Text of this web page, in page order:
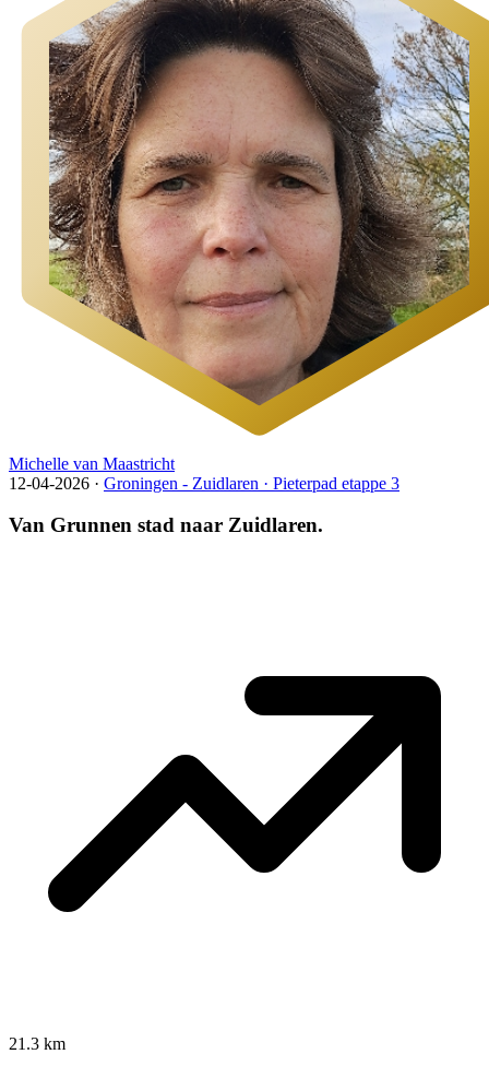
Michelle van Maastricht
12-04-2026 · Groningen - Zuidlaren · Pieterpad etappe 3
Van Grunnen stad naar Zuidlaren.
21.3 km